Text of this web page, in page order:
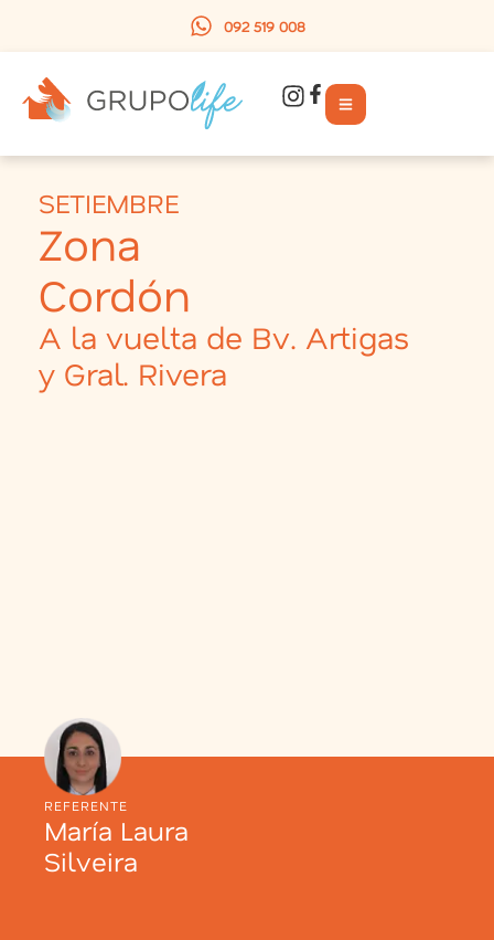
092 519 008
SETIEMBRE
Zona
Cordón
A la vuelta de Bv. Artigas
y Gral. Rivera
REFERENTE
María Laura
Silveira